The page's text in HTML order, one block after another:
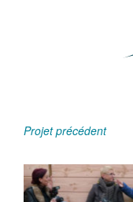
Projet précédent